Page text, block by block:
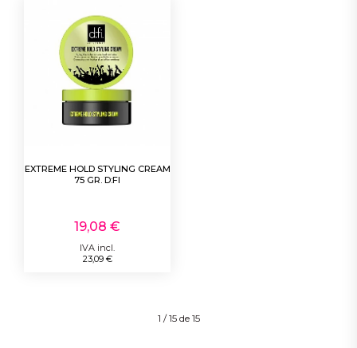
EXTREME HOLD STYLING CREAM
75 GR. D:FI
19,08 €
IVA incl.
23,09 €
1 / 15 de 15